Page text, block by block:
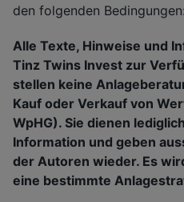
den folgenden Bedingungen:
Alle Texte, Hinweise und
Tinz Twins Invest zur
stellen keine
Kauf oder Verkauf von
WpHG). Sie dienen
Information und geben
der Autoren wieder. Es
eine bestimmte